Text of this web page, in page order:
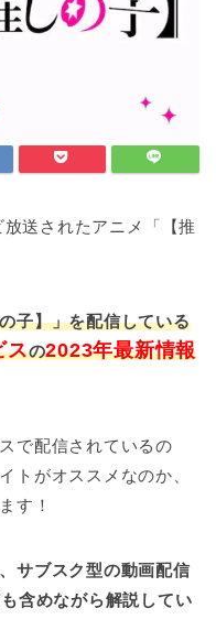
送されたアニメ「【推
子】」を配信している
スの2023年最新情報
で配信されているの
トがオススメなのか、
す！
サブスク型の動画配信
含めながら解説してい